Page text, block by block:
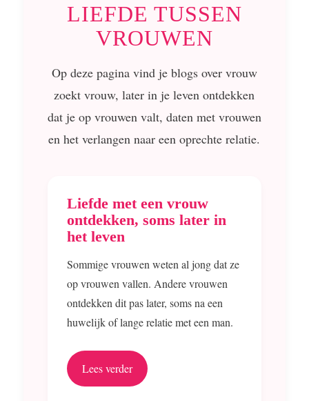
LIEFDE TUSSEN
VROUWEN
Op deze pagina vind je blogs over vrouw
zoekt vrouw, later in je leven ontdekken
dat je op vrouwen valt, daten met vrouwen
en het verlangen naar een oprechte relatie.
Liefde met een vrouw
ontdekken, soms later in
het leven
Sommige vrouwen weten al jong dat ze
op vrouwen vallen. Andere vrouwen
ontdekken dit pas later, soms na een
huwelijk of lange relatie met een man.
Lees verder